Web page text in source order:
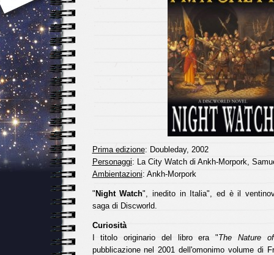
Prima edizione: Doubleday, 2002
Personaggi: La City Watch di Ankh-Morpork,
Ambientazioni: Ankh-Morpork
" Night Watch", inedito in Italia", ed è il
saga di Discworld.
Curiosità
I titolo originario del libro era "The Nature
pubblicazione nel 2001 dell'omonimo volume di